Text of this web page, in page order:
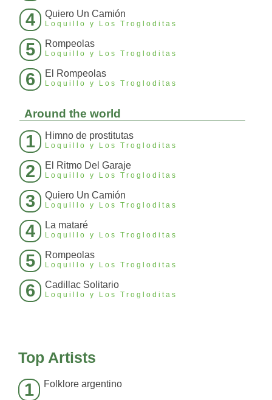
4 Quiero Un Camión
Loquillo y Los Trogloditas
5 Rompeolas
Loquillo y Los Trogloditas
6 El Rompeolas
Loquillo y Los Trogloditas
Around the world
1 Himno de prostitutas
Loquillo y Los Trogloditas
2 El Ritmo Del Garaje
Loquillo y Los Trogloditas
3 Quiero Un Camión
Loquillo y Los Trogloditas
4 La mataré
Loquillo y Los Trogloditas
5 Rompeolas
Loquillo y Los Trogloditas
6 Cadillac Solitario
Loquillo y Los Trogloditas
Top Artists
1 Folklore argentino